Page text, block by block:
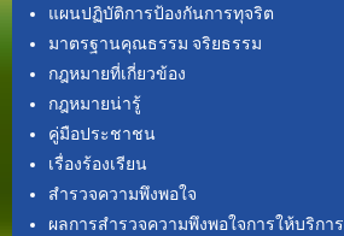
แผนปฏิบัติการป้องกันการทุจริต
มาตรฐานคุณธรรม จริยธรรม
กฎหมายที่เกี่ยวข้อง
กฎหมายน่ารู้
คู่มือประชาชน
เรื่องร้องเรียน
สำรวจความพึงพอใจ
ผลการสำรวจความพึงพอใจการให้บริการ